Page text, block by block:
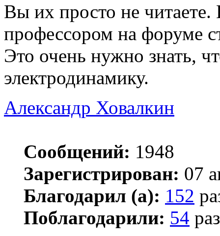
Вы их просто не
профессором на форуме
Это очень нужно знать,
электродинамику.
Александр Ховалкин
Сообщений: 1948
Зарегистрирован: 07
Благодарил (а): 152
Поблагодарили: 54